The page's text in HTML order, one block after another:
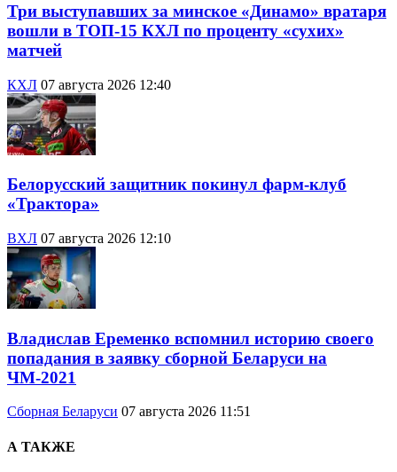
Три выступавших за минское «Динамо» вратаря
вошли в ТОП-15 КХЛ по проценту «сухих»
матчей
КХЛ 07 августа 2026 12:40
Белорусский защитник покинул фарм-клуб
«Трактора»
ВХЛ 07 августа 2026 12:10
Владислав Еременко вспомнил историю своего
попадания в заявку сборной Беларуси на
ЧМ-2021
Сборная Беларуси 07 августа 2026 11:51
А ТАКЖЕ